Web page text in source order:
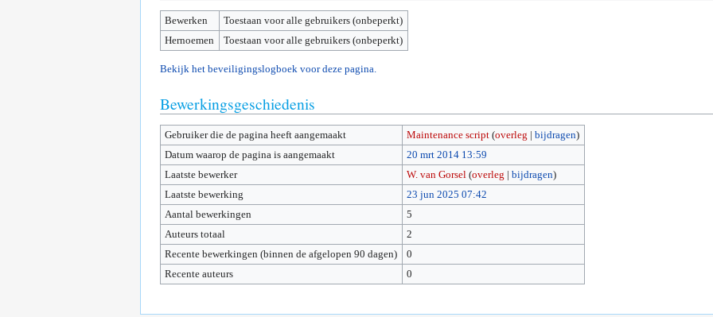
Bewerken
Toestaan voor alle gebruikers (onbeperkt)
Hernoemen
Toestaan voor alle gebruikers (onbeperkt)
Bekijk het beveiligingslogboek voor deze pagina.
Bewerkingsgeschiedenis
Gebruiker die de pagina heeft aangemaakt Maintenance script (overleg |bijdragen)
Datum waarop de pagina is aangemaakt
20 mrt 2014 13:59
Laatste bewerker
W. van Gorsel (overleg |bijdragen)
Laatste bewerking
23 jun 2025 07:42
Aantal bewerkingen
5
Auteurs totaal
2
Recente bewerkingen (binnen de afgelopen 90 dagen)
0
Recente auteurs
0